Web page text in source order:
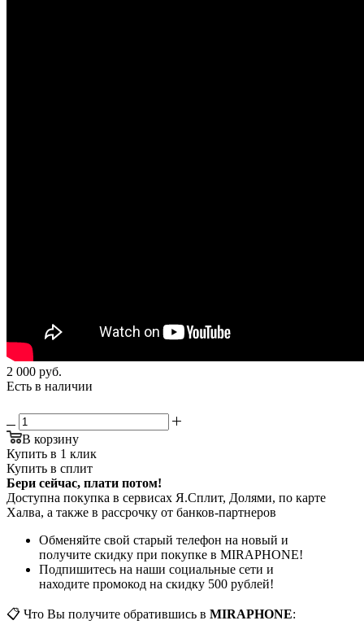
2 000 руб.
Есть в наличии
В корзину
Купить в 1 клик
Купить в сплит
Бери сейчас, плати потом!
Доступна покупка в сервисах Я.Сплит, Долями, по карте
Халва, а также в рассрочку от банков-партнеров
Обменяйте свой старый телефон на новый и
получите скидку при покупке в MIRAPHONE!
Подпишитесь на наши социальные сети и
находите промокод на скидку 500 рублей!
📋 Что Вы получите обратившись в MIRAPHONE: